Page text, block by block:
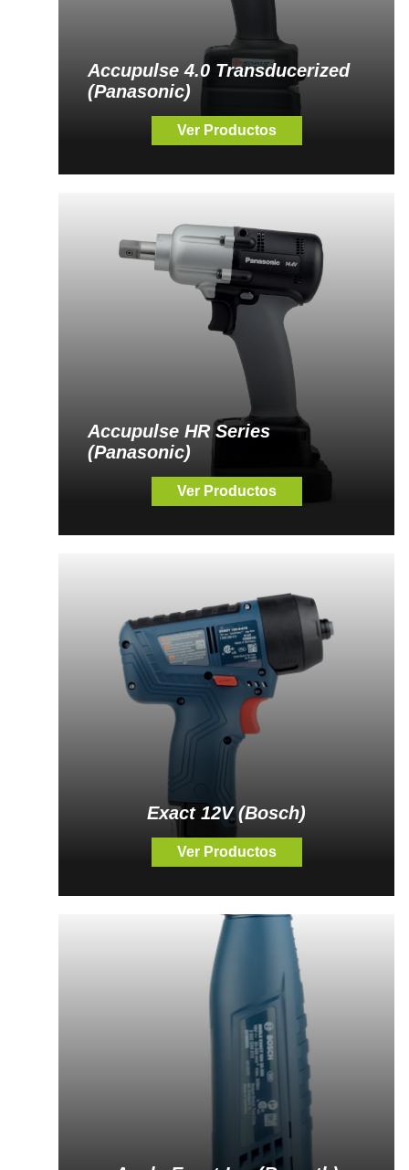
Accupulse 4.0 Transducerized
(Panasonic)
Ver Productos
Accupulse HR Series
(Panasonic)
Ver Productos
Exact 12V (Bosch)
Ver Productos